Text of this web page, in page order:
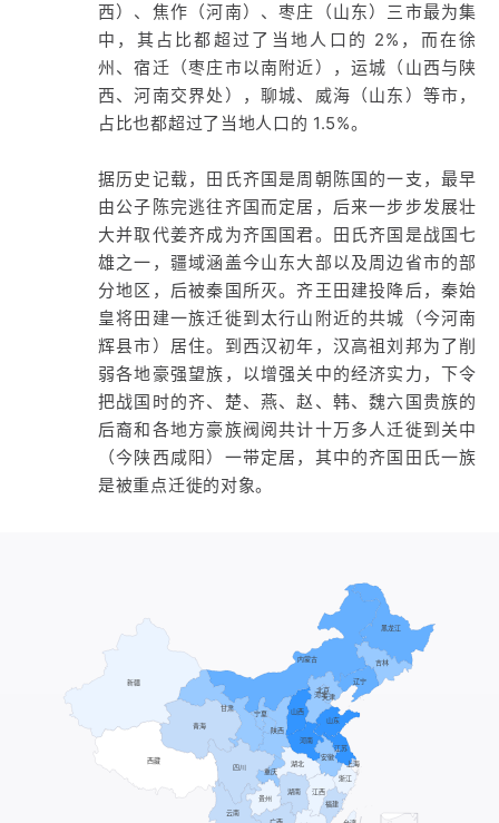
西）、焦作（河南）、枣庄（山东）三市最为集
中，其占比都超过了当地人口的 2%，而在徐
州、宿迁（枣庄市以南附近），运城（山西与陕
西、河南交界处），聊城、威海（山东）等市，
占比也都超过了当地人口的 1.5%。
据历史记载，田氏齐国是周朝陈国的一支，最早
由公子陈完逃往齐国而定居，后来一步步发展壮
大并取代姜齐成为齐国国君。田氏齐国是战国七
雄之一，疆域涵盖今山东大部以及周边省市的部
分地区，后被秦国所灭。齐王田建投降后，秦始
皇将田建一族迁徙到太行山附近的共城（今河南
辉县市）居住。到西汉初年，汉高祖刘邦为了削
弱各地豪强望族，以增强关中的经济实力，下令
把战国时的齐、楚、燕、赵、韩、魏六国贵族的
后裔和各地方豪族阀阅共计十万多人迁徙到关中
（今陕西咸阳）一带定居，其中的齐国田氏一族
是被重点迁徙的对象。